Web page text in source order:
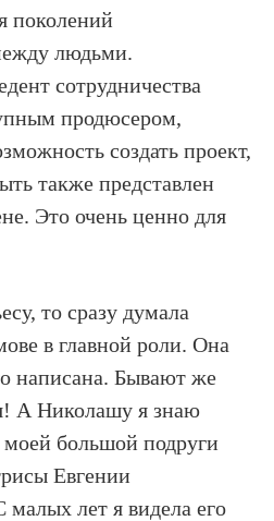
поколений
людьми.
сотрудничества
продюсером,
создать проект,
также представлен
Это очень ценно для
то сразу думала
в главной роли. Она
написана. Бывают же
А Николашу я знаю
моей большой подруги
Евгении
малых лет я видела его